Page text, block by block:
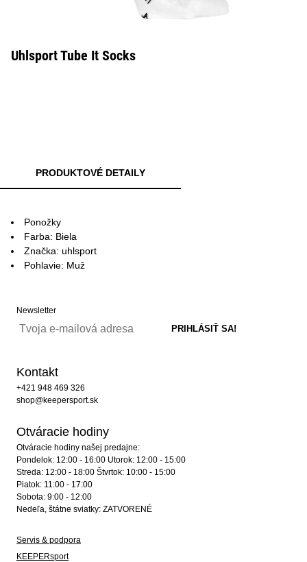
Uhlsport Tube It Socks
PRODUKTOVÉ DETAILY
Ponožky
Farba: Biela
Značka: uhlsport
Pohlavie: Muž
Newsletter
Kontakt
+421 948 469 326
shop@keepersport.sk
Otváracie hodiny
Otváracie hodiny našej predajne:
Pondelok: 12:00 - 16:00 Utorok: 12:00 - 15:00
Streda: 12:00 - 18:00 Štvrtok: 10:00 - 15:00
Piatok: 11:00 - 17:00
Sobota: 9:00 - 12:00
Nedeľa, štátne sviatky: ZATVORENÉ
Servis & podpora
KEEPERsport